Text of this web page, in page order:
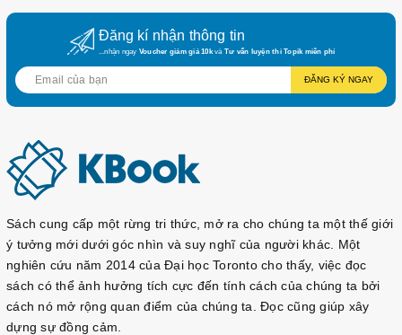
pháp học tập hiện đại hơn, tập trung vào việc sử dụng tiếng
Hàn trong các tình huống thực tế và phát triển kỹ năng giao
tiếp toàn diện. Việc tích hợp công nghệ và thiết kế thân thiện
서울대 한국어 플러스 1A
서울대 한국어 플러스 1B
서울대 한국어 플러스 2A
서울대 한국어 플러스 2B
서울대 한국어 플러스 3A
서울대 한국어 플러스 3B
Đăng kí nhận thông tin
...nhận ngay Voucher giảm giá 10kvà Tư vấn luyện thi Topik miễn phí
ĐĂNG KÝ NGAY
Sách cung cấp một rừng tri thức, mở ra cho chúng ta một thế giới
ý tưởng mới dưới góc nhìn và suy nghĩ của người khác. Một
nghiên cứu năm 2014 của Đại học Toronto cho thấy, việc đọc
sách có thể ảnh hưởng tích cực đến tính cách của chúng ta bởi
cách nó mở rộng quan điểm của chúng ta. Đọc cũng giúp xây
dựng sự đồng cảm.